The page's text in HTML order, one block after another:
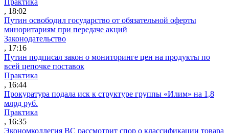
, 18:02
Путин освободил государство от обязательной оферты
миноритариям при передаче акций
Законодательство
, 17:16
Путин подписал закон о мониторинге цен на продукты по
всей цепочке поставок
Практика
, 16:44
Прокуратура подала иск к структуре группы «Илим» на 1,8
млрд руб.
Практика
, 16:35
Экономколлегия ВС рассмотрит спор о классификации товара